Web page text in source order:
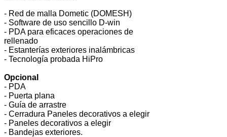
- Red de malla Dometic (DOMESH)
- Software de uso sencillo D-win
- PDA para eficaces operaciones de
rellenado
- Estanterías exteriores inalámbricas
- Tecnología probada HiPro
Opcional
- PDA
- Puerta plana
- Guía de arrastre
- Cerradura Paneles decorativos a elegir
- Paneles decorativos a elegir
- Bandejas exteriores.